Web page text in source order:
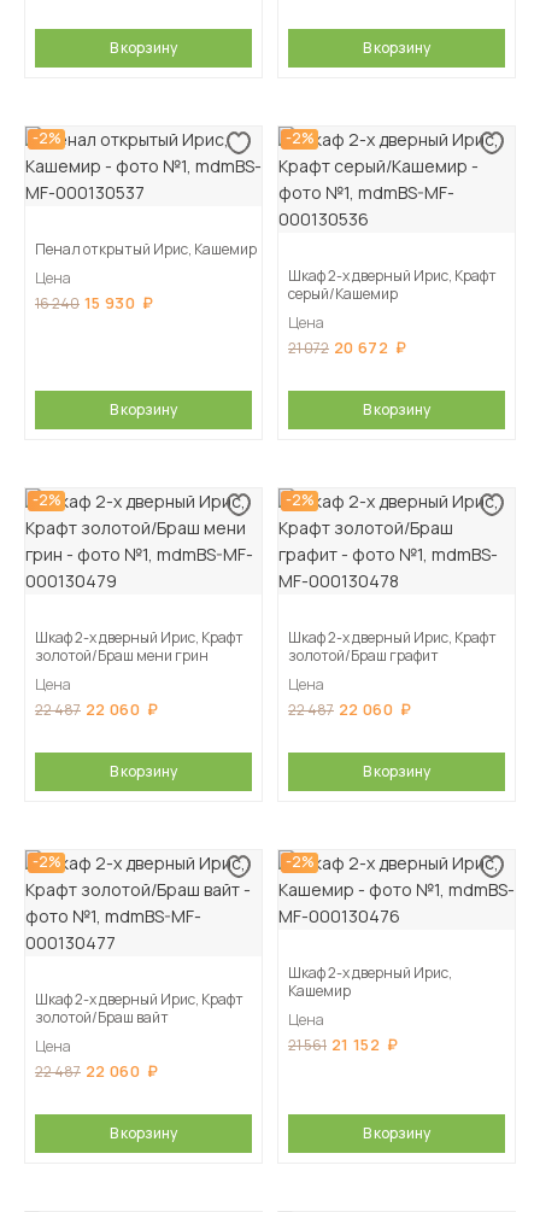
В корзину В корзину
-2%
Пенал открытый Ирис, Кашемир
Цена
16 240 15 930
В корзину
-2%
Шкаф 2-х дверный Ирис, Крафт
серый/Кашемир
Цена
21 072 20 672
В корзину
-2%
Шкаф 2-х дверный Ирис, Крафт
золотой/Браш мени грин
Цена
22 487 22 060
В корзину
-2%
Шкаф 2-х дверный Ирис, Крафт
золотой/Браш графит
Цена
22 487 22 060
В корзину
-2%
Шкаф 2-х дверный Ирис, Крафт
золотой/Браш вайт
Цена
22 487 22 060
В корзину
-2%
Шкаф 2-х дверный Ирис,
Кашемир
Цена
21 561 21 152
В корзину